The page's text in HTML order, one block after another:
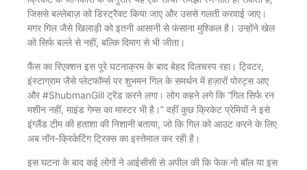
जिससे बल्लेबाज़ को डिस्ट्रैक्ट किया जाए और उससे गलती करवाई जाए।
मगर गिल जैसे खिलाड़ी को इतनी आसानी से फंसाना मुश्किल है। उन्होंने खेल
को सिर्फ बल्ले से नहीं, बल्कि दिमाग से भी जीता।
फैंस का रिएक्शन इस पूरे घटनाक्रम के बाद बेहद दिलचस्प रहा। ट्विटर,
इंस्टाग्राम जैसे प्लेटफॉर्म्स पर शुभमन गिल के समर्थन में हज़ारों पोस्ट्स आए
और #ShubmanGill ट्रेंड करने लगा। लोग कहने लगे कि “गिल सिर्फ रन
मशीन नहीं, माइंड गेम्स का मास्टर भी है।” वहीं कुछ क्रिकेट प्रेमियों ने इसे
इंग्लैंड टीम की हताशा की निशानी बताया, जो कि गिल को आउट करने के लिए
अब नॉन-क्रिकेटिंग ट्रिक्स का इस्तेमाल कर रही है।
इस घटना के बाद कई लोगों ने आईसीसी से अपील की कि फेक नो बॉल या इस